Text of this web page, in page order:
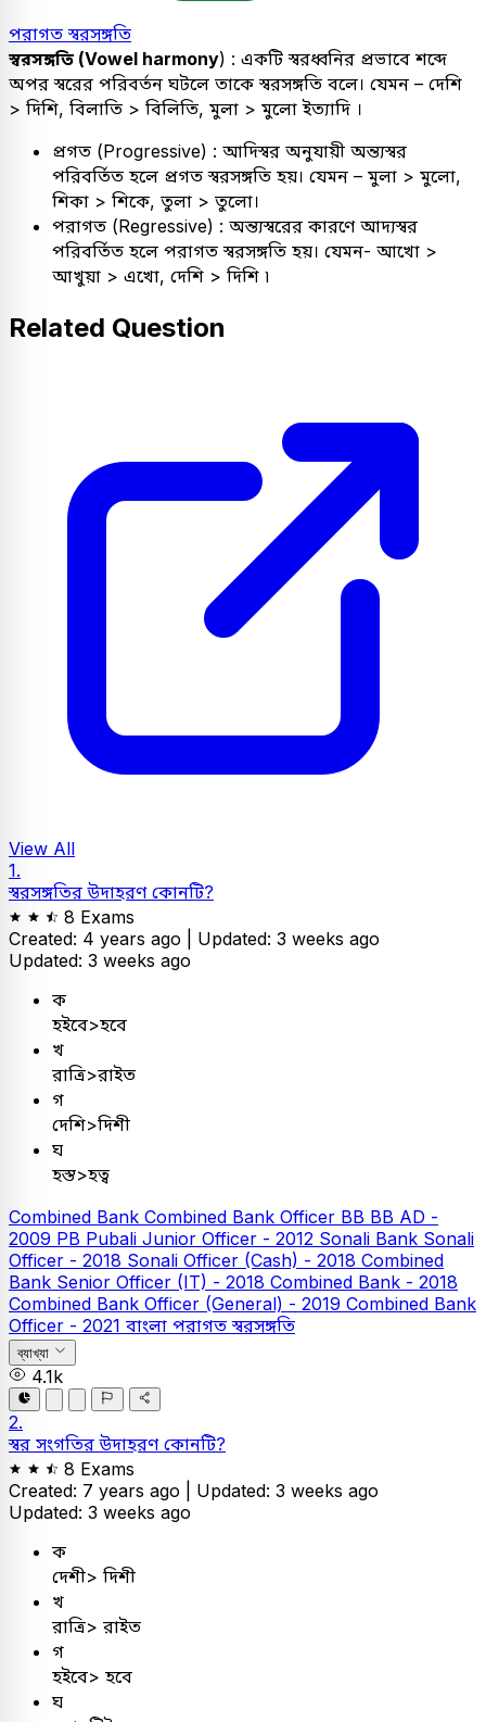
পরাগত স্বরসঙ্গতি
স্বরসঙ্গতি (Vowel harmony) : একটি স্বরধ্বনির প্রভাবে শব্দে
অপর স্বরের পরিবর্তন ঘটলে তাকে স্বরসঙ্গতি বলে। যেমন – দেশি
> দিশি, বিলাতি > বিলিতি, মুলা > মুলো ইত্যাদি ।
প্রগত (Progressive) : আদিস্বর অনুযায়ী অন্ত্যস্বর
পরিবর্তিত হলে প্রগত স্বরসঙ্গতি হয়। যেমন – মুলা > মুলো,
শিকা > শিকে, তুলা > তুলো।
পরাগত (Regressive) : অন্ত্যস্বরের কারণে আদ্যস্বর
পরিবর্তিত হলে পরাগত স্বরসঙ্গতি হয়। যেমন- আখো >
আখুয়া > এখো, দেশি > দিশি ৷
Related Question
View All
1.
স্বরসঙ্গতির উদাহরণ কোনটি?
8 Exams
Created: 4 years ago | Updated: 3 weeks ago
Updated: 3 weeks ago
ক
হইবে>হবে
খ
রাত্রি>রাইত
গ
দেশি>দিশী
ঘ
হস্ত>হত্ব
Combined Bank Combined Bank Officer BB BB AD -
2009 PB Pubali Junior Officer - 2012 Sonali Bank Sonali
Officer - 2018 Sonali Officer (Cash) - 2018 Combined
Bank Senior Officer (IT) - 2018 Combined Bank - 2018
Combined Bank Officer (General) - 2019 Combined Bank
Officer - 2021 বাংলা পরাগত স্বরসঙ্গতি
ব্যাখ্যা
4.1k
2.
স্বর সংগতির উদাহরণ কোনটি?
8 Exams
Created: 7 years ago | Updated: 3 weeks ago
Updated: 3 weeks ago
ক
দেশী> দিশী
খ
রাত্রি> রাইত
গ
হইবে> হবে
ঘ